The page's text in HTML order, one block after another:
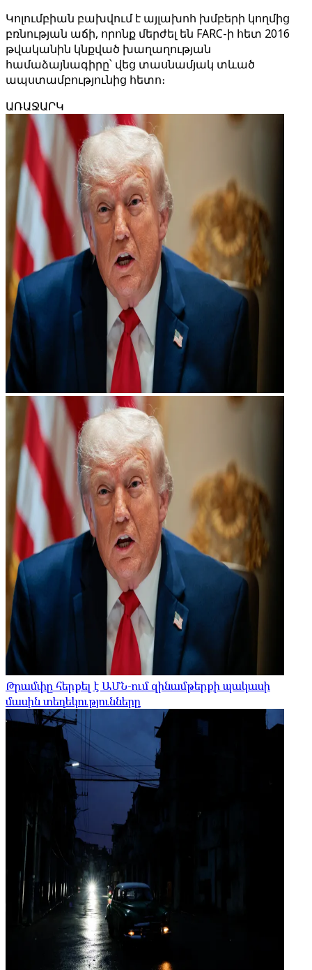
Կոլումբիան բախվում է այլախոհ խմբերի կողմից
բռնության աճի, որոնք մերժել են FARC-ի հետ 2016
թվականին կնքված խաղաղության
համաձայնագիրը՝ վեց տասնամյակ տևած
ապստամբությունից հետո։
ԱՌԱՋԱՐԿ
Թրամփը հերքել է ԱՄՆ-ում զինամթերքի պակասի
մասին տեղեկությունները